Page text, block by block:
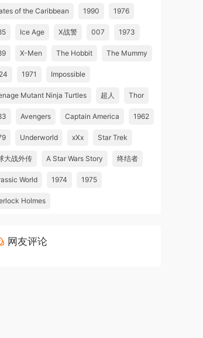
of the Caribbean 1990 1976
Ice Age X战警 007 1973
X-Men The Hobbit The Mummy
1971 Impossible
Mutant Ninja Turtles 超人 Thor
Avengers Captain America 1962
Underworld xXx Star Trek
大战外传 A Star Wars Story 终结者
World 1974 1975
Holmes
网友评论